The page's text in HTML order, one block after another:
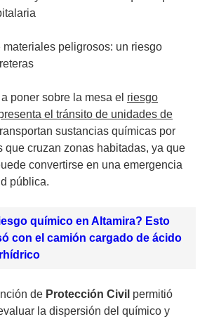
materiales peligrosos: un riesgo
poner sobre la mesa el riesgo
el tránsito de unidades de
sustancias químicas por
que cruzan zonas habitadas, ya que
convertirse en una emergencia
pública.
químico en Altamira? Esto
con el camión cargado de ácido
de Protección Civil permitió
la dispersión del químico y